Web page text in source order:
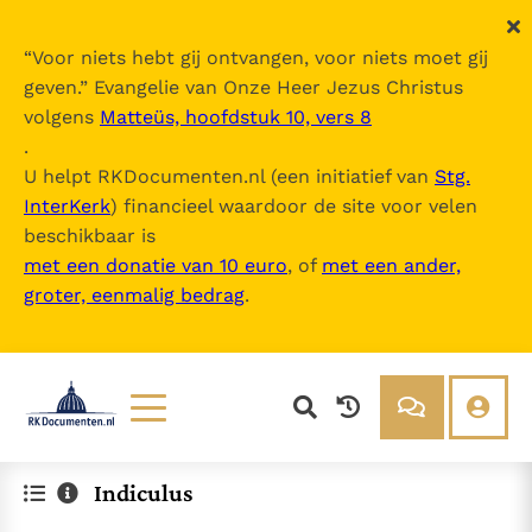
“Voor niets hebt gij ontvangen, voor niets moet gij
geven.” Evangelie van Onze Heer Jezus Christus
volgens Matteüs, hoofdstuk 10, vers 8
.
U helpt RKDocumenten.nl (een initiatief van Stg.
InterKerk) financieel waardoor de site voor velen
beschikbaar is
met een donatie van 10 euro, of met een ander,
groter, eenmalig bedrag.
DocumentenIndiculus